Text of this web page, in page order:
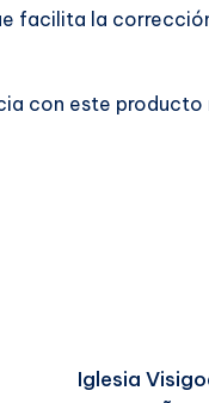
facilita la
con este
Iglesia